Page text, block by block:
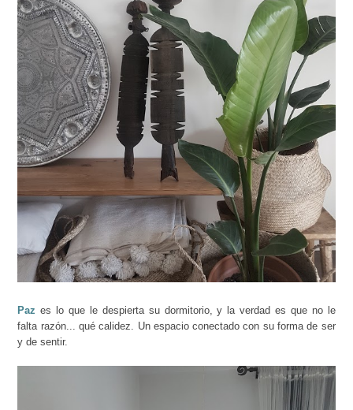
Paz es lo que le despierta su dormitorio, y la verdad es que no le
falta razón... qué calidez. Un espacio conectado con su forma de ser
y de sentir.